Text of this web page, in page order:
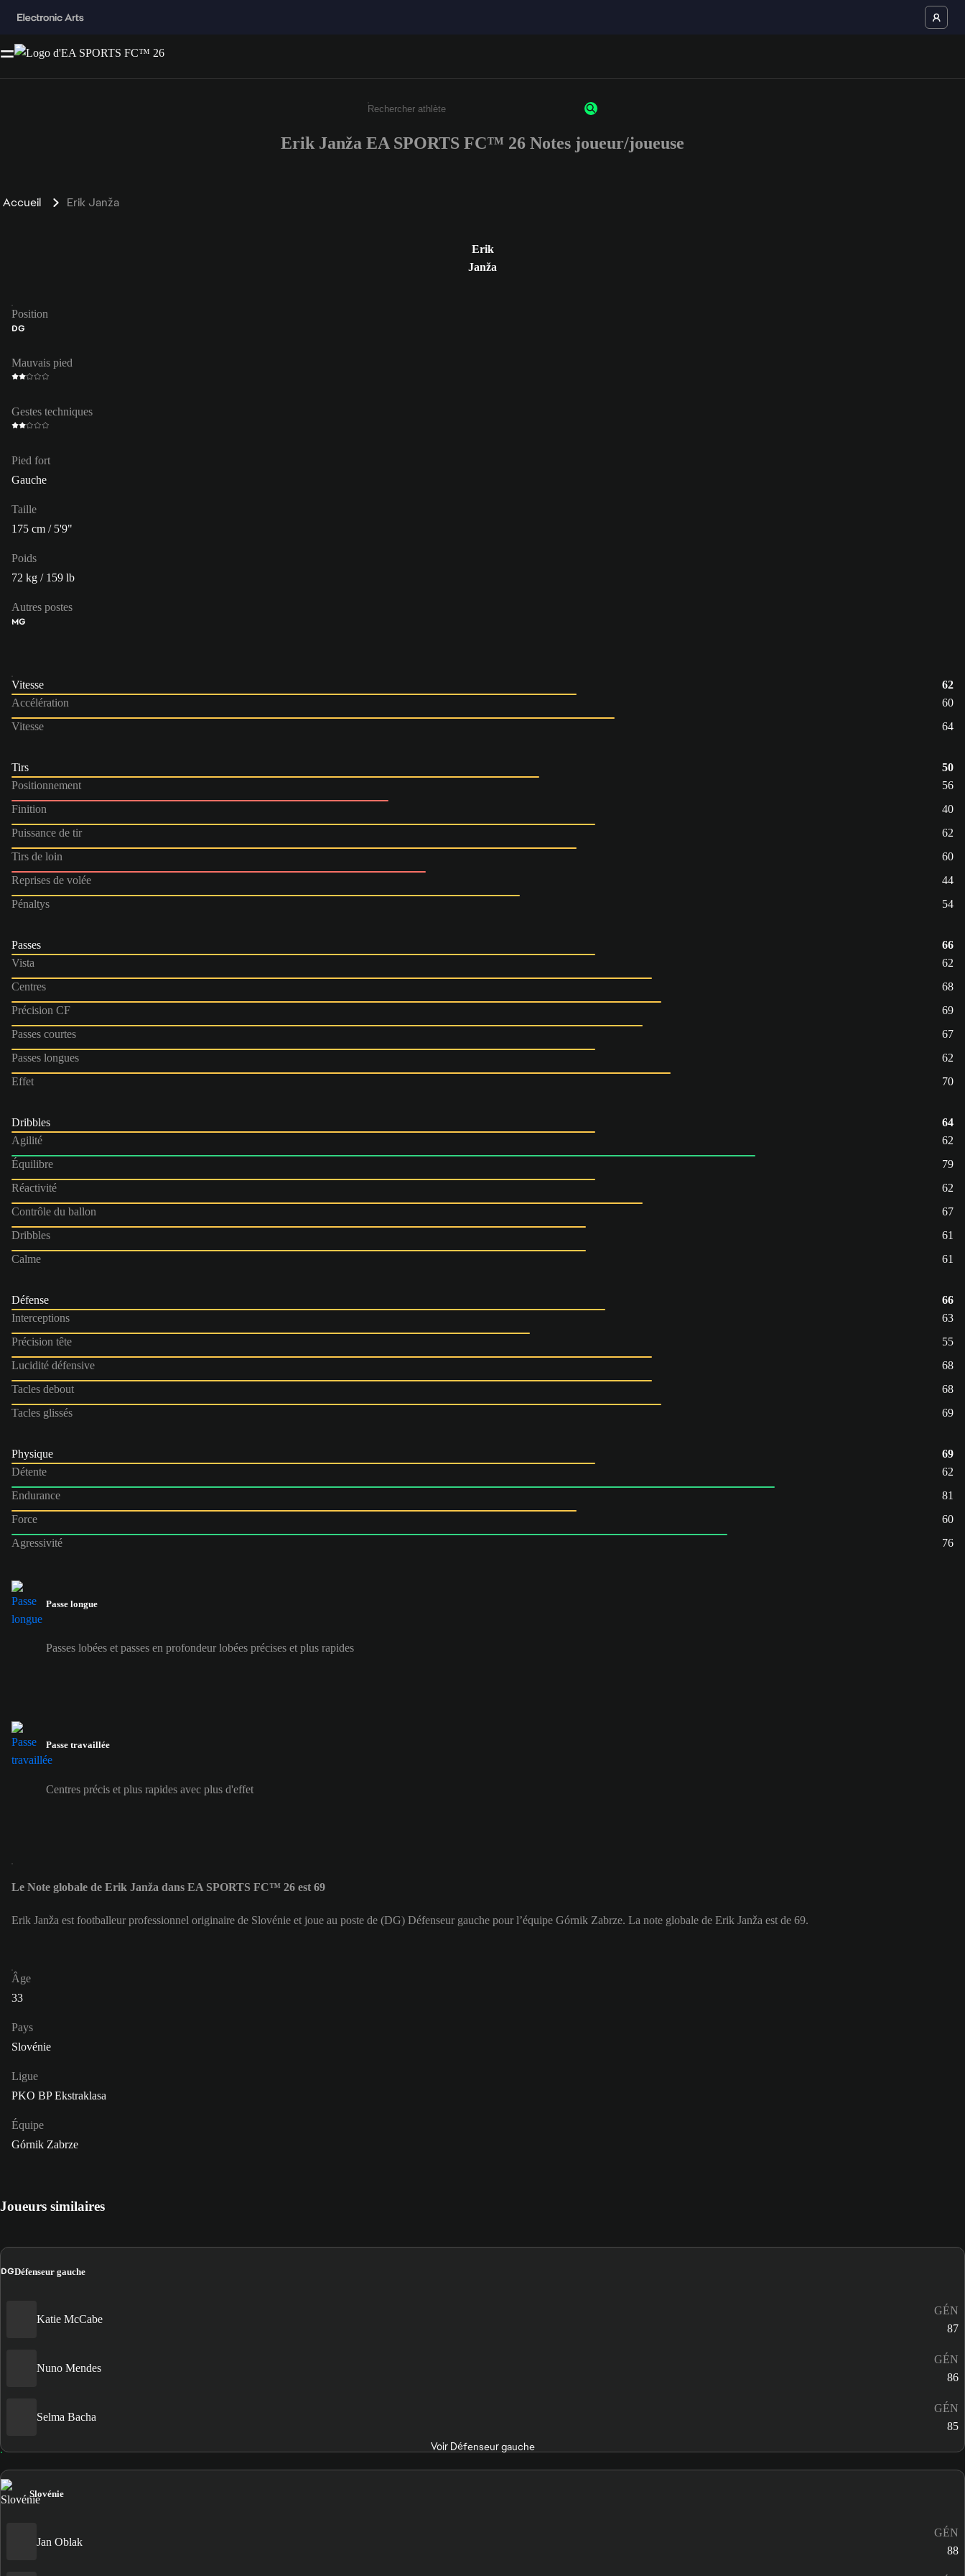
Saisissez au moins 3 caractères ou chiffres.
Erik Janža EA SPORTS FC™ 26 Notes joueur/joueuse
Accueil Erik Janža
Erik
Janža
Position
DG
Mauvais pied
Gestes techniques
Pied fort
Gauche
Taille
175 cm / 5'9"
Poids
72 kg / 159 lb
Autres postes
MG
Vitesse
62
Accélération
60
Vitesse
64
Tirs
50
Positionnement
56
Finition
40
Puissance de tir
62
Tirs de loin
60
Reprises de volée
44
Pénaltys
54
Passes
66
Vista
62
Centres
68
Précision CF
69
Passes courtes
67
Passes longues
62
Effet
70
Dribbles
64
Agilité
62
Équilibre
79
Réactivité
62
Contrôle du ballon
67
Dribbles
61
Calme
61
Défense
66
Interceptions
63
Précision tête
55
Lucidité défensive
68
Tacles debout
68
Tacles glissés
69
Physique
69
Détente
62
Endurance
81
Force
60
Agressivité
76
Passe longue
Passes lobées et passes en profondeur lobées précises et plus rapides
Passe travaillée
Centres précis et plus rapides avec plus d'effet
Le Note globale de Erik Janža dans EA SPORTS FC™ 26 est 69
Erik Janža est footballeur professionnel originaire de Slovénie et joue au poste de (DG) Défenseur gauche pour l’équipe Górnik Zabrze. La note globale de Erik Janža est de 69.
Âge
33
Pays
Slovénie
Ligue
PKO BP Ekstraklasa
Équipe
Górnik Zabrze
Joueurs similaires
DGDéfenseur gauche
Katie McCabe
GÉN
87
Nuno Mendes
GÉN
86
Selma Bacha
GÉN
85
Voir Défenseur gauche
Slovénie
Jan Oblak
GÉN
88